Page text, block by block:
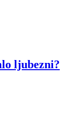
ljubezni?